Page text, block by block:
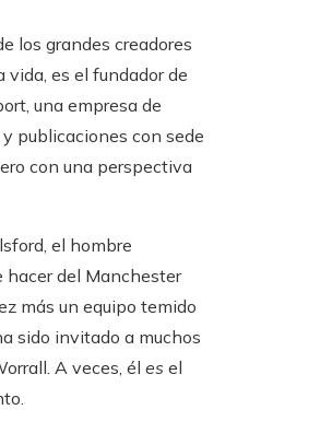
los grandes creadores
vida, es el fundador de
una empresa de
publicaciones con sede
con una perspectiva
el hombre
hacer del Manchester
más un equipo temido
sido invitado a muchos
A veces, él es el